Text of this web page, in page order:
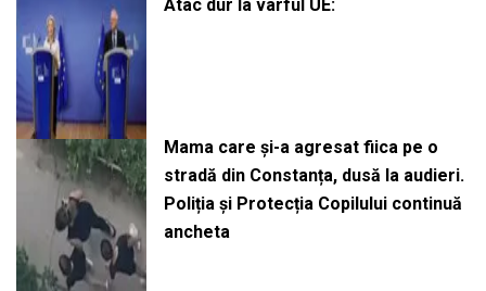
Atac dur la vârful UE:
Mama care și-a agresat fiica pe o
stradă din Constanța, dusă la audieri.
Poliția și Protecția Copilului continuă
ancheta